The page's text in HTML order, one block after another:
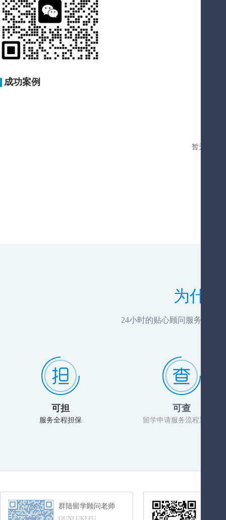
成功案例
暂无您要
为什
24小时的贴心顾问服务，推
可担
服务全程担保
可查
留学申请服务流程透明化
群陆留学顾问老师
QUNLUKEFU